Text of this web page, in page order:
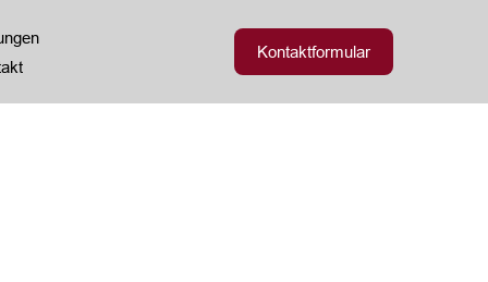
Kontaktformular